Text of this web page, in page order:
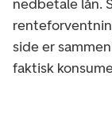
nedbetale lån.
side er
faktisk